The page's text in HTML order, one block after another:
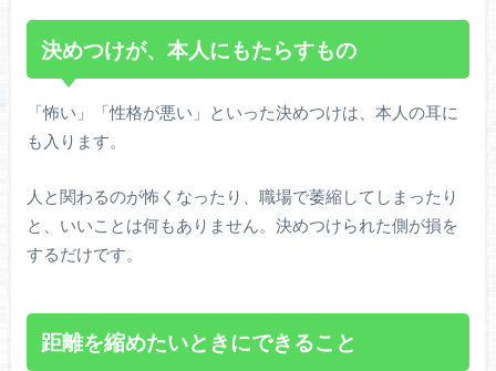
決めつけが、本人にもたらすもの
「怖い」「性格が悪い」といった決めつけは、本人の耳に
も入ります。
人と関わるのが怖くなったり、職場で萎縮してしまったり
と、いいことは何もありません。決めつけられた側が損を
するだけです。
距離を縮めたいときにできること